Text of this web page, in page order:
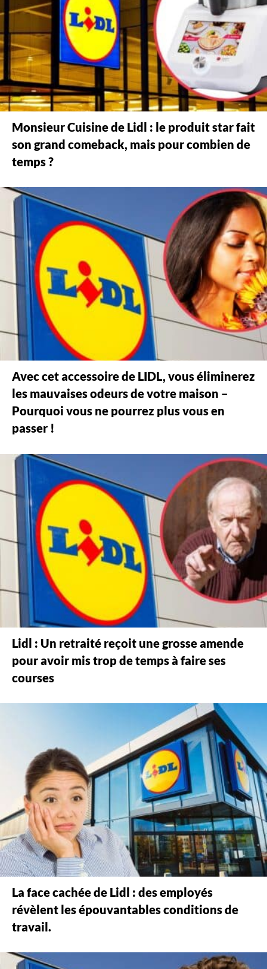
Monsieur Cuisine de Lidl : le produit star fait
son grand comeback, mais pour combien de
temps ?
Avec cet accessoire de LIDL, vous éliminerez
les mauvaises odeurs de votre maison –
Pourquoi vous ne pourrez plus vous en
passer !
Lidl : Un retraité reçoit une grosse amende
pour avoir mis trop de temps à faire ses
courses
La face cachée de Lidl : des employés
révèlent les épouvantables conditions de
travail.